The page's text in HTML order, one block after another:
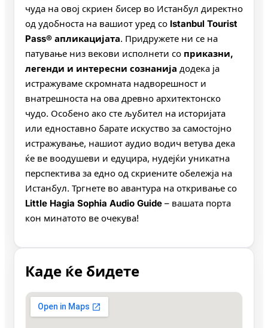
чуда на овој скриен бисер во Истанбул директно
од удобноста на вашиот уред со Istanbul Tourist
Pass® апликацијата. Придружете ни се на
патување низ векови исполнети со приказни,
легенди и интересни сознанија додека ја
истражуваме скромната надворешност и
внатрешноста на ова древно архитектонско
чудо. Особено ако сте љубител на историјата
или едноставно барате искуство за самостојно
истражување, нашиот аудио водич ветува дека
ќе ве воодушеви и едуцира, нудејќи уникатна
перспектива за едно од скриените обележја на
Истанбул. Тргнете во авантура на откривање со
Little Hagia Sophia Audio Guide – вашата порта
кон минатото ве очекува!
Каде ќе бидете